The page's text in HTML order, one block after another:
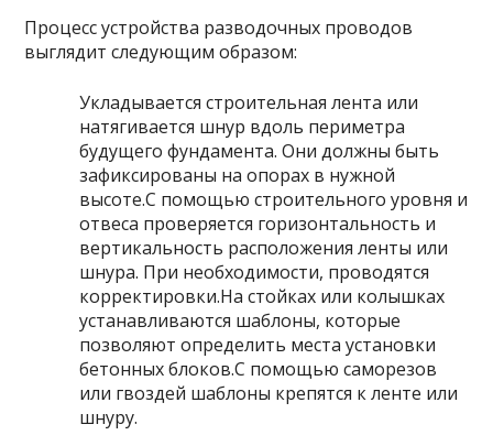
Процесс устройства разводочных проводов
выглядит следующим образом:
Укладывается строительная лента или
натягивается шнур вдоль периметра
будущего фундамента. Они должны быть
зафиксированы на опорах в нужной
высоте.С помощью строительного уровня и
отвеса проверяется горизонтальность и
вертикальность расположения ленты или
шнура. При необходимости, проводятся
корректировки.На стойках или колышках
устанавливаются шаблоны, которые
позволяют определить места установки
бетонных блоков.С помощью саморезов
или гвоздей шаблоны крепятся к ленте или
шнуру.